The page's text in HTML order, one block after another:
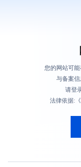
您的网站可
与备案
请登
法律依据: